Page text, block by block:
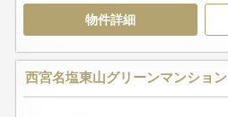
物件詳細
西宮名塩東山グリーンマンション